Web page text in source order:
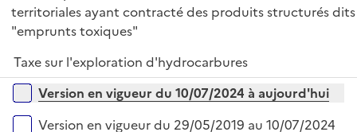
territoriales ayant contracté des produits structurés dits
"emprunts toxiques"
Taxe sur l'exploration d'hydrocarbures
Versions sur la période
Version en vigueur du 10/07/2024 à aujourd'hui
Version en vigueur du 29/05/2019 au 10/07/2024